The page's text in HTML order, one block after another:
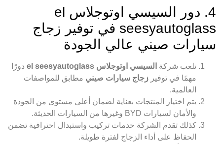
4. دور السيسي اوتوجلاس el
seesyautoglass في توفير زجاج
سيارات صيني عالي الجودة
تلعب شركة السيسي اوتوجلاس el seesyautoglass
دورًا
مهمًا في توفير زجاج سيارات صيني مطابق للمواصفات
العالمية.
يتم اختيار المنتجات بعناية لضمان أعلى مستوى من الجودة
والأمان لسيارات BYD وغيرها من السيارات الحديثة.
كذلك تقدم الشركة خدمات تركيب واستبدال احترافية تضمن
الحفاظ على أداء الزجاج لفترة طويلة.